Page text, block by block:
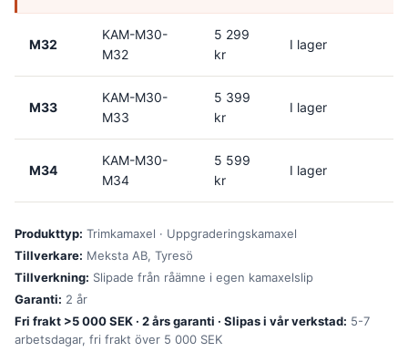
M32
KAM-M30-
M32
5 299
kr
I lager
M33
KAM-M30-
M33
5 399
kr
I lager
M34
KAM-M30-
M34
5 599
kr
I lager
Produkttyp: Trimkamaxel · Uppgraderingskamaxel
Tillverkare: Meksta AB, Tyresö
Tillverkning: Slipade från råämne i egen kamaxelslip
Garanti: 2 år
Fri frakt >5 000 SEK · 2 års garanti · Slipas i vår verkstad: 5-7
arbetsdagar, fri frakt över 5 000 SEK